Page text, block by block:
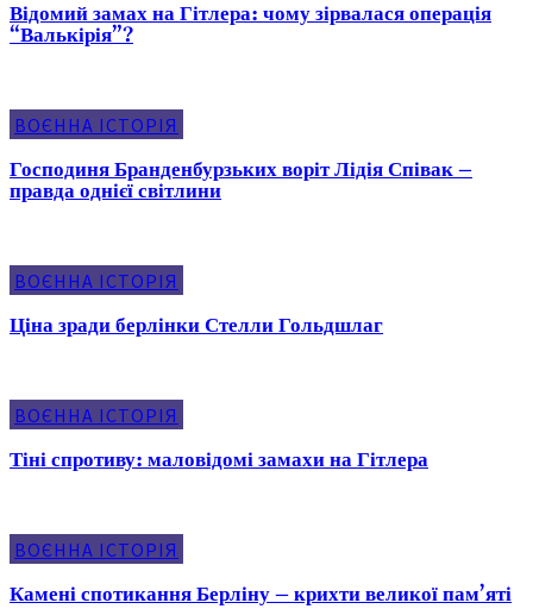
Відомий замах на Гітлера: чому зірвалася операція
“Валькірія”?
ВОЄННА ІСТОРІЯ
Господиня Бранденбурзьких воріт Лідія Співак –
правда однієї світлини
ВОЄННА ІСТОРІЯ
Ціна зради берлінки Стелли Гольдшлаг
ВОЄННА ІСТОРІЯ
Тіні спротиву: маловідомі замахи на Гітлера
ВОЄННА ІСТОРІЯ
Камені спотикання Берліну – крихти великої пам’яті